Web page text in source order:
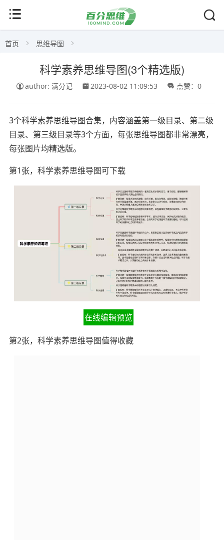
首页 思维导图
科学素养思维导图(3个精选版)
author: 满分记 2023-08-02 11:09:53 点赞：0
3个科学素养思维导图合集，内容涵盖第一级目录、第二级
目录、第三级目录等3个方面，每张思维导图都非常漂亮，
每张图片均精选版。
第1张，科学素养思维导图可下载
在线编辑预览
第2张，科学素养思维导图值得收藏